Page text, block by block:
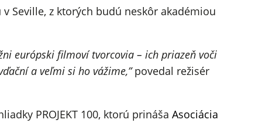
Seville, z ktorých budú neskôr akadémiou
európski filmoví tvorcovia – ich priazeň voči
a veľmi si ho vážime,”povedal režisér
PROJEKT 100, ktorú prináša Asociácia